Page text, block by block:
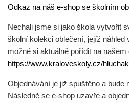
Odkaz na náš e-shop se školním
Nechali jsme si jako škola vytvořit
školní kolekci oblečení, jejíž náhled
možné si aktuálně pořídit na našem
https://www.kraloveskoly.cz/
Objednávání je již spuštěno a bude
Následně se e-shop uzavře a